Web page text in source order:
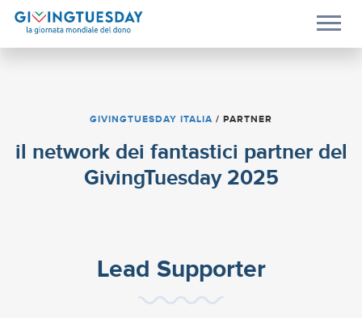
GIVINGTUESDAY ITALIA / PARTNER
il network dei fantastici partner del
GivingTuesday 2025
Lead Supporter